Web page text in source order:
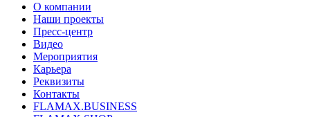
О компании
Наши проекты
Пресс-центр
Видео
Мероприятия
Карьера
Реквизиты
Контакты
FLAMAX.BUSINESS